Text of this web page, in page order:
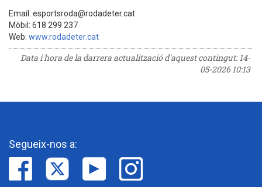
Email: esportsroda@rodadeter.cat
Mòbil: 618 299 237
Web: www.rodadeter.cat
Data i hora de la darrera actualització d'aquest contingut:14-
05-2026 10:13
Segueix-nos a: